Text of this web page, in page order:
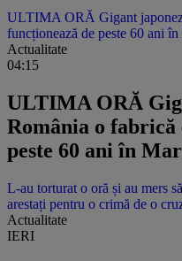
ULTIMA ORĂ Gigant
funcționează de peste 60 ani
Actualitate
04:15
ULTIMA ORĂ
România o fabrică
peste 60 ani în
L-au torturat o oră și au mers
arestați pentru o crimă de o
Actualitate
IERI